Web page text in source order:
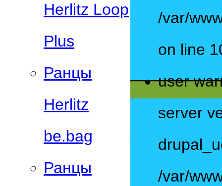
Herlitz Loop
Plus
Ранцы
Herlitz
be.bag
Ранцы
/var/
on line
user
server
/var/